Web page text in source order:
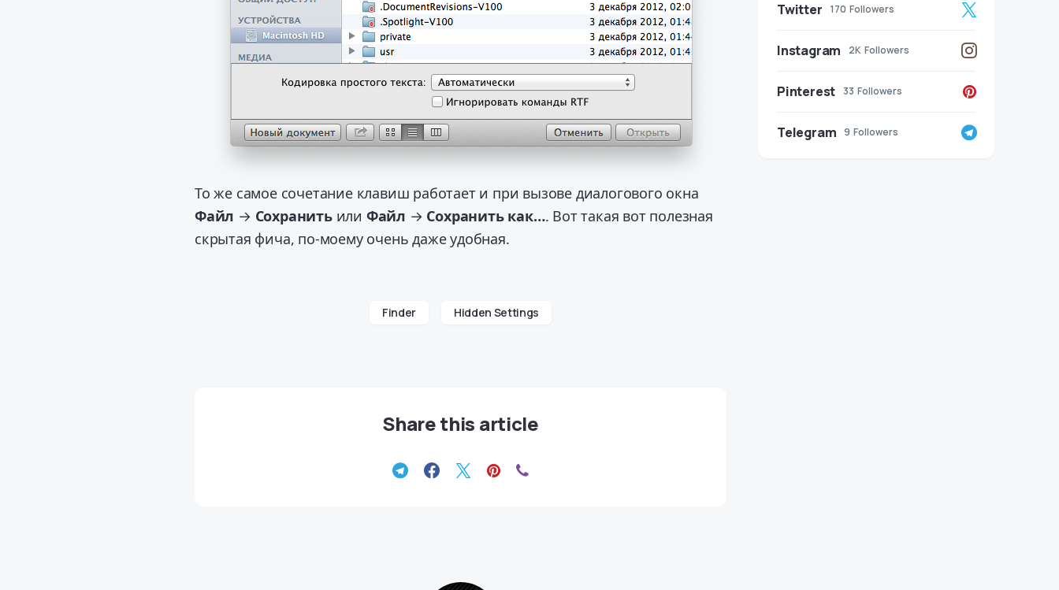
То же самое сочетание клавиш работает и при вызове диалогового окна
Файл → Сохранитьили Файл → Сохранить как…. Вот такая вот полезная
скрытая фича, по-моему очень даже удобная.
Finder Hidden Settings
Share this article
Twitter 170 Followers
Instagram 2K Followers
Pinterest 33 Followers
Telegram 9 Followers